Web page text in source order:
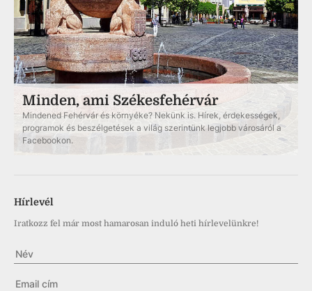
Minden, ami Székesfehérvár
Mindened Fehérvár és környéke? Nekünk is. Hírek, érdekességek,
programok és beszélgetések a világ szerintünk legjobb városáról a
Facebookon.
Hírlevél
Iratkozz fel már most hamarosan induló heti hírlevelünkre!